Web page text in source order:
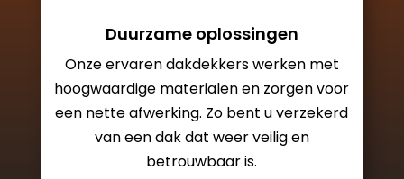
Duurzame oplossingen
Onze ervaren dakdekkers werken met
hoogwaardige materialen en zorgen voor
een nette afwerking. Zo bent u verzekerd
van een dak dat weer veilig en
betrouwbaar is.